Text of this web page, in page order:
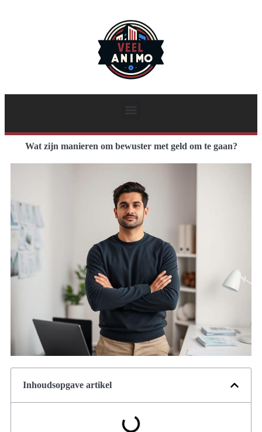
Wat zijn manieren om bewuster met geld om te gaan?
Inhoudsopgave artikel